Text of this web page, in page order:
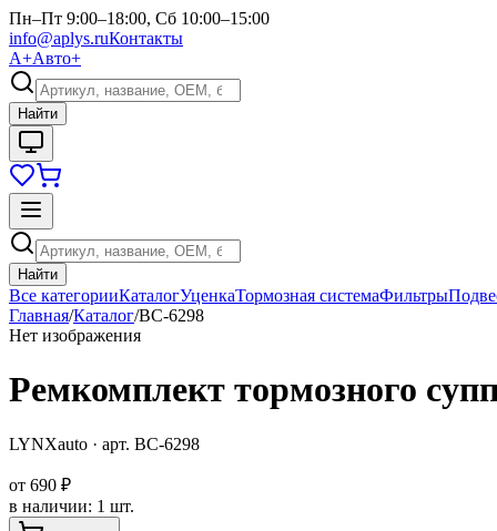
Пн–Пт 9:00–18:00, Сб 10:00–15:00
info@aplys.ruКонтакты
А+Авто+
Найти
Найти
Все категорииКаталогУценкаТормозная системаФильтры
Главная/Каталог/BC-6298
Нет изображения
Ремкомплект тормозного
LYNXauto · арт. BC-6298
от 690 ₽
в наличии: 1 шт.